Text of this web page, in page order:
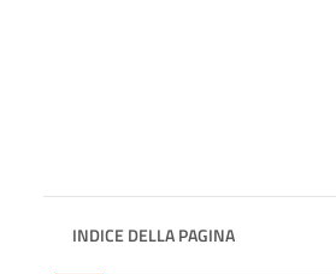
INDICE DELLA PAGINA